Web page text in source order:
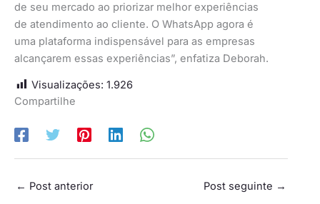
de seu mercado ao priorizar melhor experiências
de atendimento ao cliente. O WhatsApp agora é
uma plataforma indispensável para as empresas
alcançarem essas experiências”, enfatiza Deborah.
Visualizações: 1.926
Compartilhe
← Post anterior Post seguinte →